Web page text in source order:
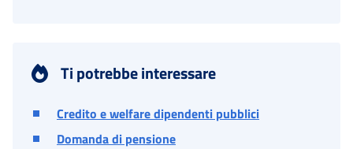
Ti potrebbe interessare
Credito e welfare dipendenti pubblici
Domanda di pensione